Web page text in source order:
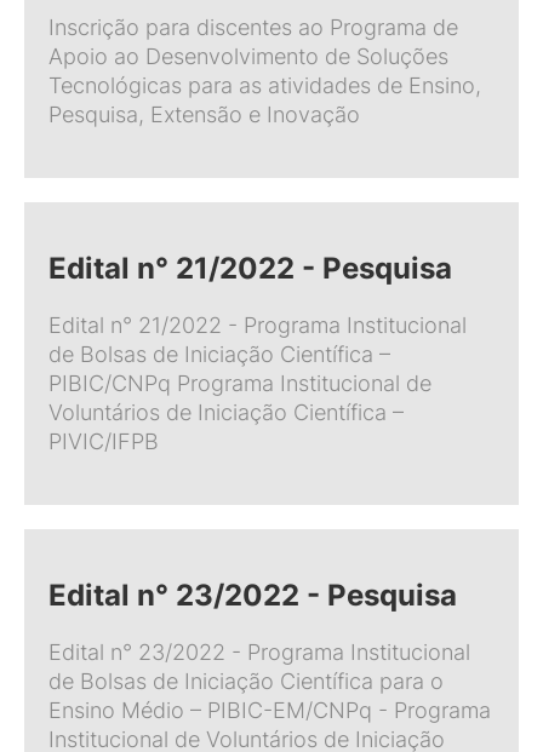
Inscrição para discentes ao Programa de
Apoio ao Desenvolvimento de Soluções
Tecnológicas para as atividades de Ensino,
Pesquisa, Extensão e Inovação
Edital n° 21/2022 - Pesquisa
Edital n° 21/2022 - Programa Institucional
de Bolsas de Iniciação Científica –
PIBIC/CNPq Programa Institucional de
Voluntários de Iniciação Científica –
PIVIC/IFPB
Edital n° 23/2022 - Pesquisa
Edital n° 23/2022 - Programa Institucional
de Bolsas de Iniciação Científica para o
Ensino Médio – PIBIC-EM/CNPq - Programa
Institucional de Voluntários de Iniciação